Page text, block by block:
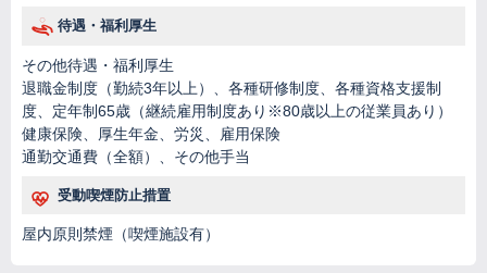
待遇・福利厚生
その他待遇・福利厚生
退職金制度（勤続3年以上）、各種研修制度、各種資格支援制
度、定年制65歳（継続雇用制度あり※80歳以上の従業員あり）
健康保険、厚生年金、労災、雇用保険
通勤交通費（全額）、その他手当
受動喫煙防止措置
屋内原則禁煙（喫煙施設有）